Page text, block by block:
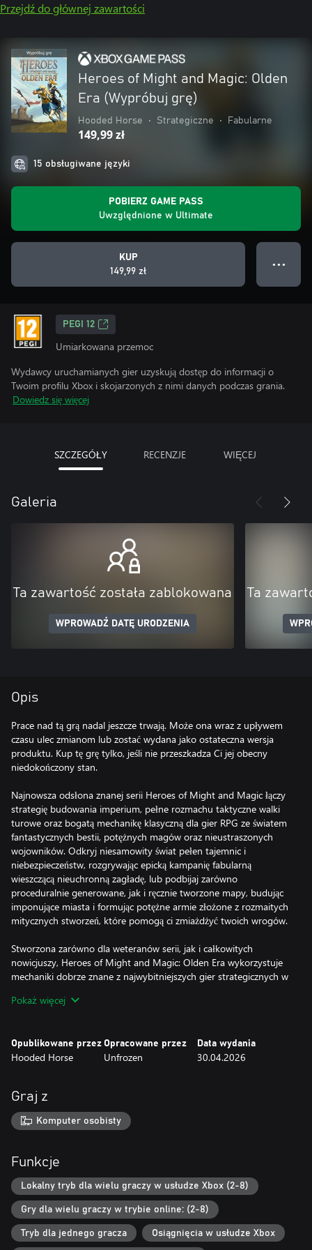
Przejdź do głównej zawartości
Heroes of Might and Magic: Olden
Era (Wypróbuj grę)
Hooded Horse • Strategiczne • Fabularne
149,99 zł
15 obsługiwane języki
POBIERZ GAME PASS
Uwzględnione w Ultimate
KUP
149,99 zł
● ● ●
PEGI 12
Umiarkowana przemoc
Wydawcy uruchamianych gier uzyskują dostęp do informacji o
Twoim profilu Xbox i skojarzonych z nimi danych podczas grania.
Dowiedz się więcej
SZCZEGÓŁY RECENZJE WIĘCEJ
Galeria
Ta zawartość została zablokowana
WPROWADŹ DATĘ URODZENIA
Ta
Opis
Prace nad tą grą nadal jeszcze trwają. Może ona wraz z upływem
czasu ulec zmianom lub zostać wydana jako ostateczna wersja
produktu. Kup tę grę tylko, jeśli nie przeszkadza Ci jej obecny
niedokończony stan.
Najnowsza odsłona znanej serii Heroes of Might and Magic łączy
strategię budowania imperium, pełne rozmachu taktyczne walki
turowe oraz bogatą mechanikę klasyczną dla gier RPG ze światem
fantastycznych bestii, potężnych magów oraz nieustraszonych
wojowników. Odkryj niesamowity świat pełen tajemnic i
niebezpieczeństw, rozgrywając epicką kampanię fabularną
wieszczącą nieuchronną zagładę, lub podbijaj zarówno
proceduralnie generowane, jak i ręcznie tworzone mapy, budując
imponujące miasta i formując potężne armie złożone z rozmaitych
mitycznych stworzeń, które pomogą ci zmiażdżyć twoich wrogów.
Stworzona zarówno dla weteranów serii, jak i całkowitych
nowicjuszy, Heroes of Might and Magic: Olden Era wykorzystuje
mechaniki dobrze znane z najwybitniejszych gier strategicznych w
nowymi sposobami rozgrywki, czy to grając w pojedynkę, czy ze
PRZEJMIJ DOWODZENIE
Wybieraj sojuszników spomiędzy sześciu potężnych frakcji, by
bohaterowie dowodzą armiami składającymi się z mocarnych
wojowników oraz magicznych stworzeń. Od rycerzy służących
Świątyni i władających mocami żywiołów istot zamieszkujących
Knieję po ziejące ogniem smoki charakterystyczne dla Lochu oraz
na pole bitwy swoje własne, wyjątkowe jednostki oraz bohaterów.
• Każda frakcja w grze Olden Era posiada wiele różnych,
wyjątkowych jednostek, które możesz dopasować do swojego
stylu gry oraz preferencji strategicznych. Czy zechcesz ustawić na
czele swojej armii śmiertelnie niebezpieczne, lecz kruche wampiry i
lisze, mogące uszczuplać siły wrogów wraz z każdym atakiem oraz
wysysać ich siły życiowe, by ożywiać poległych towarzyszy broni?
Pokaż więcej
Opublikowane przez
Hooded Horse
Opracowane przez
Unfrozen
Data wydania
30.04.2026
Graj z
Komputer osobisty
Funkcje
Lokalny tryb dla wielu graczy w usłudze Xbox (2-8)
Gry dla wielu graczy w trybie online: (2-8)
Tryb dla jednego gracza Osiągnięcia w usłudze Xbox